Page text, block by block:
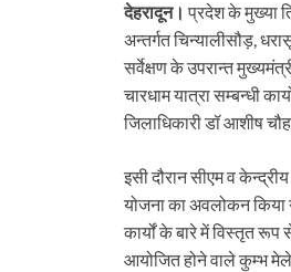
देहरादून। प्रदेश के मुख्या
अन्तर्गत चिन्यालीसौड़,
सर्वेक्षण के उपरान्त
चारधाम यात्रा सम्बन्धी
जिलाधिकारी डॉ आशीष
इसी दौरान सीएम व
योजना का अवलोकन किया
कार्यों के बारे में विस्तृत रूप
आयोजित होने वाले कुम्भ मेले
में बड़ा प्रशासनिक फेरबदल, कई
के तबादले और नई तैनाती
न्यूज़
SDRF